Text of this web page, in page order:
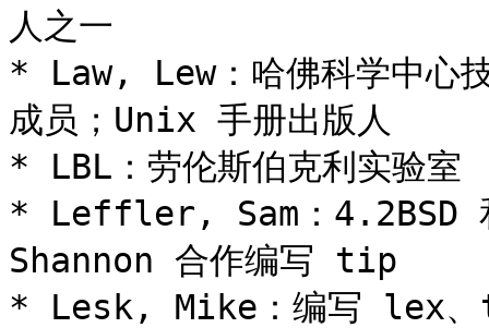
人之一
* Law, Lew：哈佛科学中心
成员；Unix 手册出版人
* LBL：劳伦斯伯克利实验室
* Leffler, Sam：4.2BSD
Shannon 合作编写 tip
* Lesk, Mike：编写 lex